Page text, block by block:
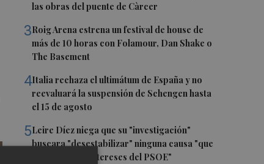
las obras del puente de Càrcer
3Roig Arena estrena un festival de house de
más de 10 horas con Folamour, Dan Shake o
The Basement
4Italia rechaza el ultimátum de España y no
reevaluará la suspensión de Schengen hasta
el 15 de agosto
5Leire Díez niega que su "investigación"
buscara "desestabilizar" ninguna causa "que
afectara a los intereses del PSOE"